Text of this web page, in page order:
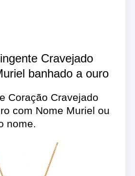
Cravejado
banhado a ouro
Coração Cravejado
com Nome Muriel ou
nome.